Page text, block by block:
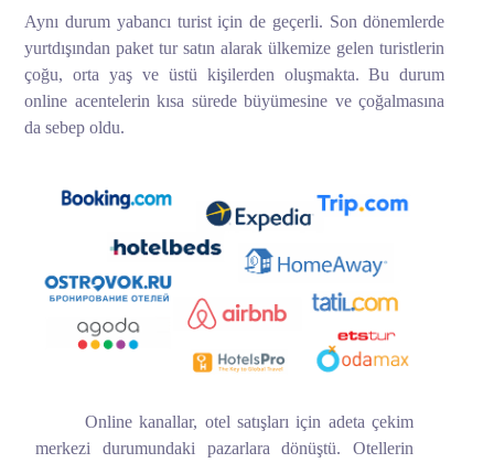
Aynı durum yabancı turist için de geçerli. Son dönemlerde
yurtdışından paket tur satın alarak ülkemize gelen turistlerin
çoğu, orta yaş ve üstü kişilerden oluşmakta. Bu durum
online acentelerin kısa sürede büyümesine ve çoğalmasına
da sebep oldu.
Online kanallar, otel satışları için adeta çekim
merkezi durumundaki pazarlara dönüştü. Otellerin